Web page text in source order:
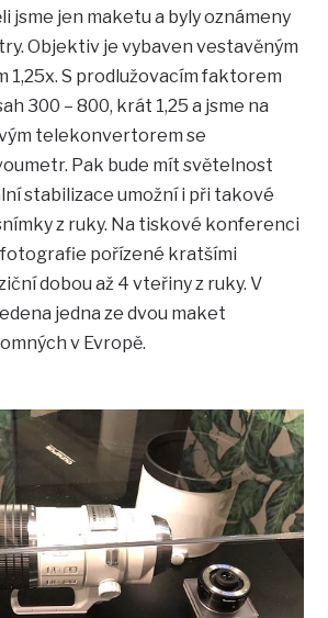
jsme jen maketu a byly oznámeny
Objektiv je vybaven vestavěným
S prodlužovacím faktorem
300 – 800, krát 1,25 a jsme na
telekonvertorem se
Pak bude mít světelnost
stabilizace umožní i při takové
z ruky. Na tiskové konferenci
fotografie pořízené kratšími
dobou až 4 vteřiny z ruky. V
jedna ze dvou maket
v Evropě.